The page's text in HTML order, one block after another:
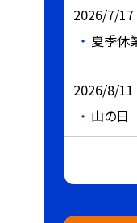
2026/7/
夏季休
2026/8/11
山の日